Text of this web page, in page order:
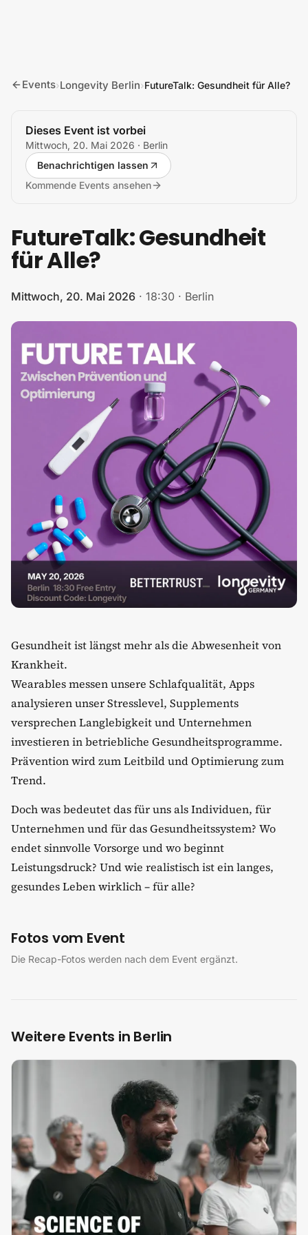
Events›Longevity Berlin›FutureTalk: Gesundheit für Alle?
Dieses Event ist vorbei
Mittwoch, 20. Mai 2026 · Berlin
Benachrichtigen lassen
Kommende Events ansehen
FutureTalk: Gesundheit
für Alle?
Mittwoch, 20. Mai 2026 · 18:30 · Berlin
Gesundheit ist längst mehr als die Abwesenheit von
Krankheit.
Wearables messen unsere Schlafqualität, Apps
analysieren unser Stresslevel, Supplements
versprechen Langlebigkeit und Unternehmen
investieren in betriebliche Gesundheitsprogramme.
Prävention wird zum Leitbild und Optimierung zum
Trend.
Doch was bedeutet das für uns als Individuen, für
Unternehmen und für das Gesundheitssystem? Wo
endet sinnvolle Vorsorge und wo beginnt
Leistungsdruck? Und wie realistisch ist ein langes,
gesundes Leben wirklich – für alle?
Fotos vom Event
Die Recap-Fotos werden nach dem Event ergänzt.
Weitere Events in Berlin